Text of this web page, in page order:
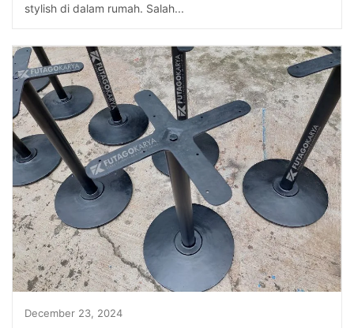
stylish di dalam rumah. Salah...
December 23, 2024